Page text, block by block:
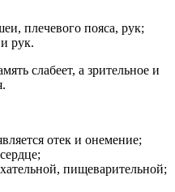
плечевого пояса, рук;
рук.
слабеет, а зрительное и
отек и онемение;
пищеварительной;